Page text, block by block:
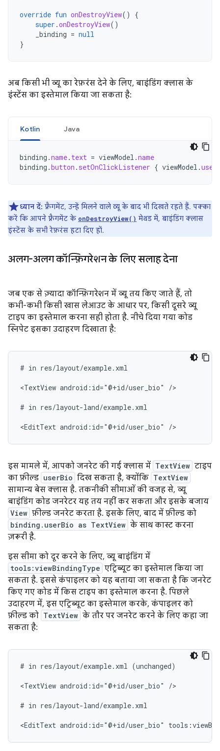
override fun onDestroyView()
{
super .onDestroyView()
_binding = null
}
अब किसी भी व्यू का रेफ़रंस देने के लिए, बाइंडिंग क्लास के
इंस्टेंस का इस्तेमाल किया जा सकता है:
Kotlin Java
binding .name. text = viewModel .name
binding .button . setOnClickListener { viewModel .
ध्यान दें: फ़्रैगमेंट, उन्हें मिलने वाले व्यू के बाद भी दिखते रहते हैं. पक्का
करें कि आपने फ़्रैगमेंट के onDestroyView() मेथड में, बाइंडिंग क्लास
इंस्टेंस के सभी रेफ़रंस हटा दिए हों.
अलग-अलग कॉन्फ़िगरेशन के लिए सलाह देना
जब एक से ज़्यादा कॉन्फ़िगरेशन में व्यू तय किए जाते हैं, तो
कभी-कभी किसी खास लेआउट के आधार पर, किसी दूसरे व्यू
टाइप का इस्तेमाल करना सही होता है. नीचे दिया गया कोड
स्निपेट इसका उदाहरण दिखाता है:
# in res/layout/example.xml
<TextView android:id="@+id/user_bio" />
# in res/layout-land/example.xml
<EditText android:id="@+id/user_bio"
इस मामले में, आपको जनरेट की गई क्लास में TextView टाइप
का फ़ील्ड userBio दिख सकता है, क्योंकि TextView
सामान्य बेस क्लास है. तकनीकी सीमाओं की वजह से, व्यू
बाइंडिंग कोड जनरेटर यह तय नहीं कर सकता और इसके बजाय
View फ़ील्ड जनरेट करता है. इसके लिए, बाद में फ़ील्ड को
binding.userBio as TextView के साथ कास्ट करना
ज़रूरी है.
इस सीमा को दूर करने के लिए, व्यू बाइंडिंग में
tools:viewBindingType एट्रिब्यूट का इस्तेमाल किया जा
सकता है. इससे कंपाइलर को यह बताया जा सकता है कि जनरेट
किए गए कोड में किस टाइप का इस्तेमाल करना है. पिछले
उदाहरण में, इस एट्रिब्यूट का इस्तेमाल करके, कंपाइलर को
फ़ील्ड को TextView के तौर पर जनरेट करने के लिए कहा जा
सकता है:
# in res/layout/example.xml (unchanged)
<TextView android:id="@+id/user_bio" />
# in res/layout-land/example.xml
<EditText android:id="@+id/user_bio"